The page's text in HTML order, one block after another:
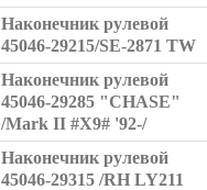
Наконечник рулевой
45046-29215/SE-2871 TW
Наконечник рулевой
45046-29285 "CHASE"
/Mark II #X9# '92-/
Наконечник рулевой
45046-29315 /RH LY211